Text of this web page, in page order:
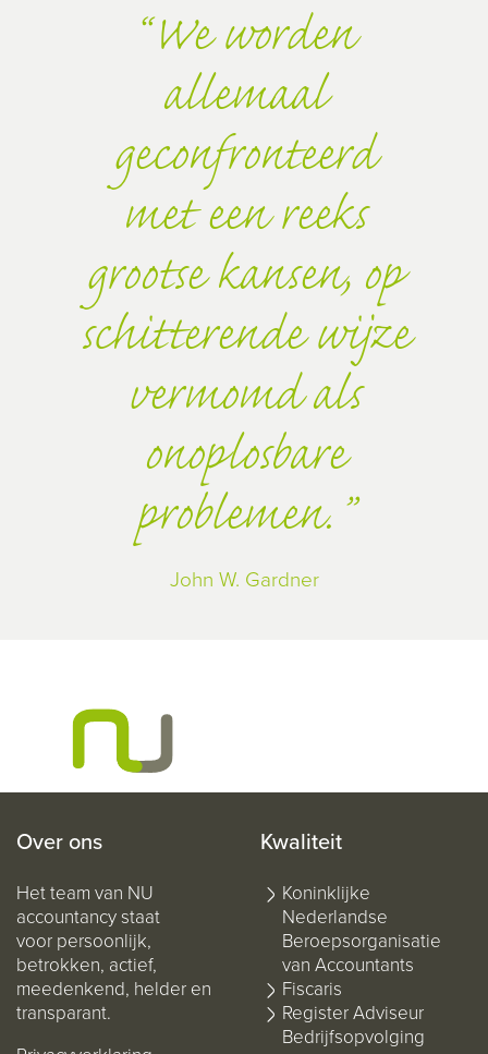
We worden
allemaal
geconfronteerd
met een reeks
grootse kansen, op
schitterende wijze
vermomd als
onoplosbare
problemen.
John W. Gardner
Over ons
Het team van NU
accountancy staat
voor persoonlijk,
betrokken, actief,
meedenkend, helder en
transparant.
Kwaliteit
Koninklijke
Nederlandse
Beroepsorganisatie
van Accountants
Fiscaris
Register Adviseur
Bedrijfsopvolging